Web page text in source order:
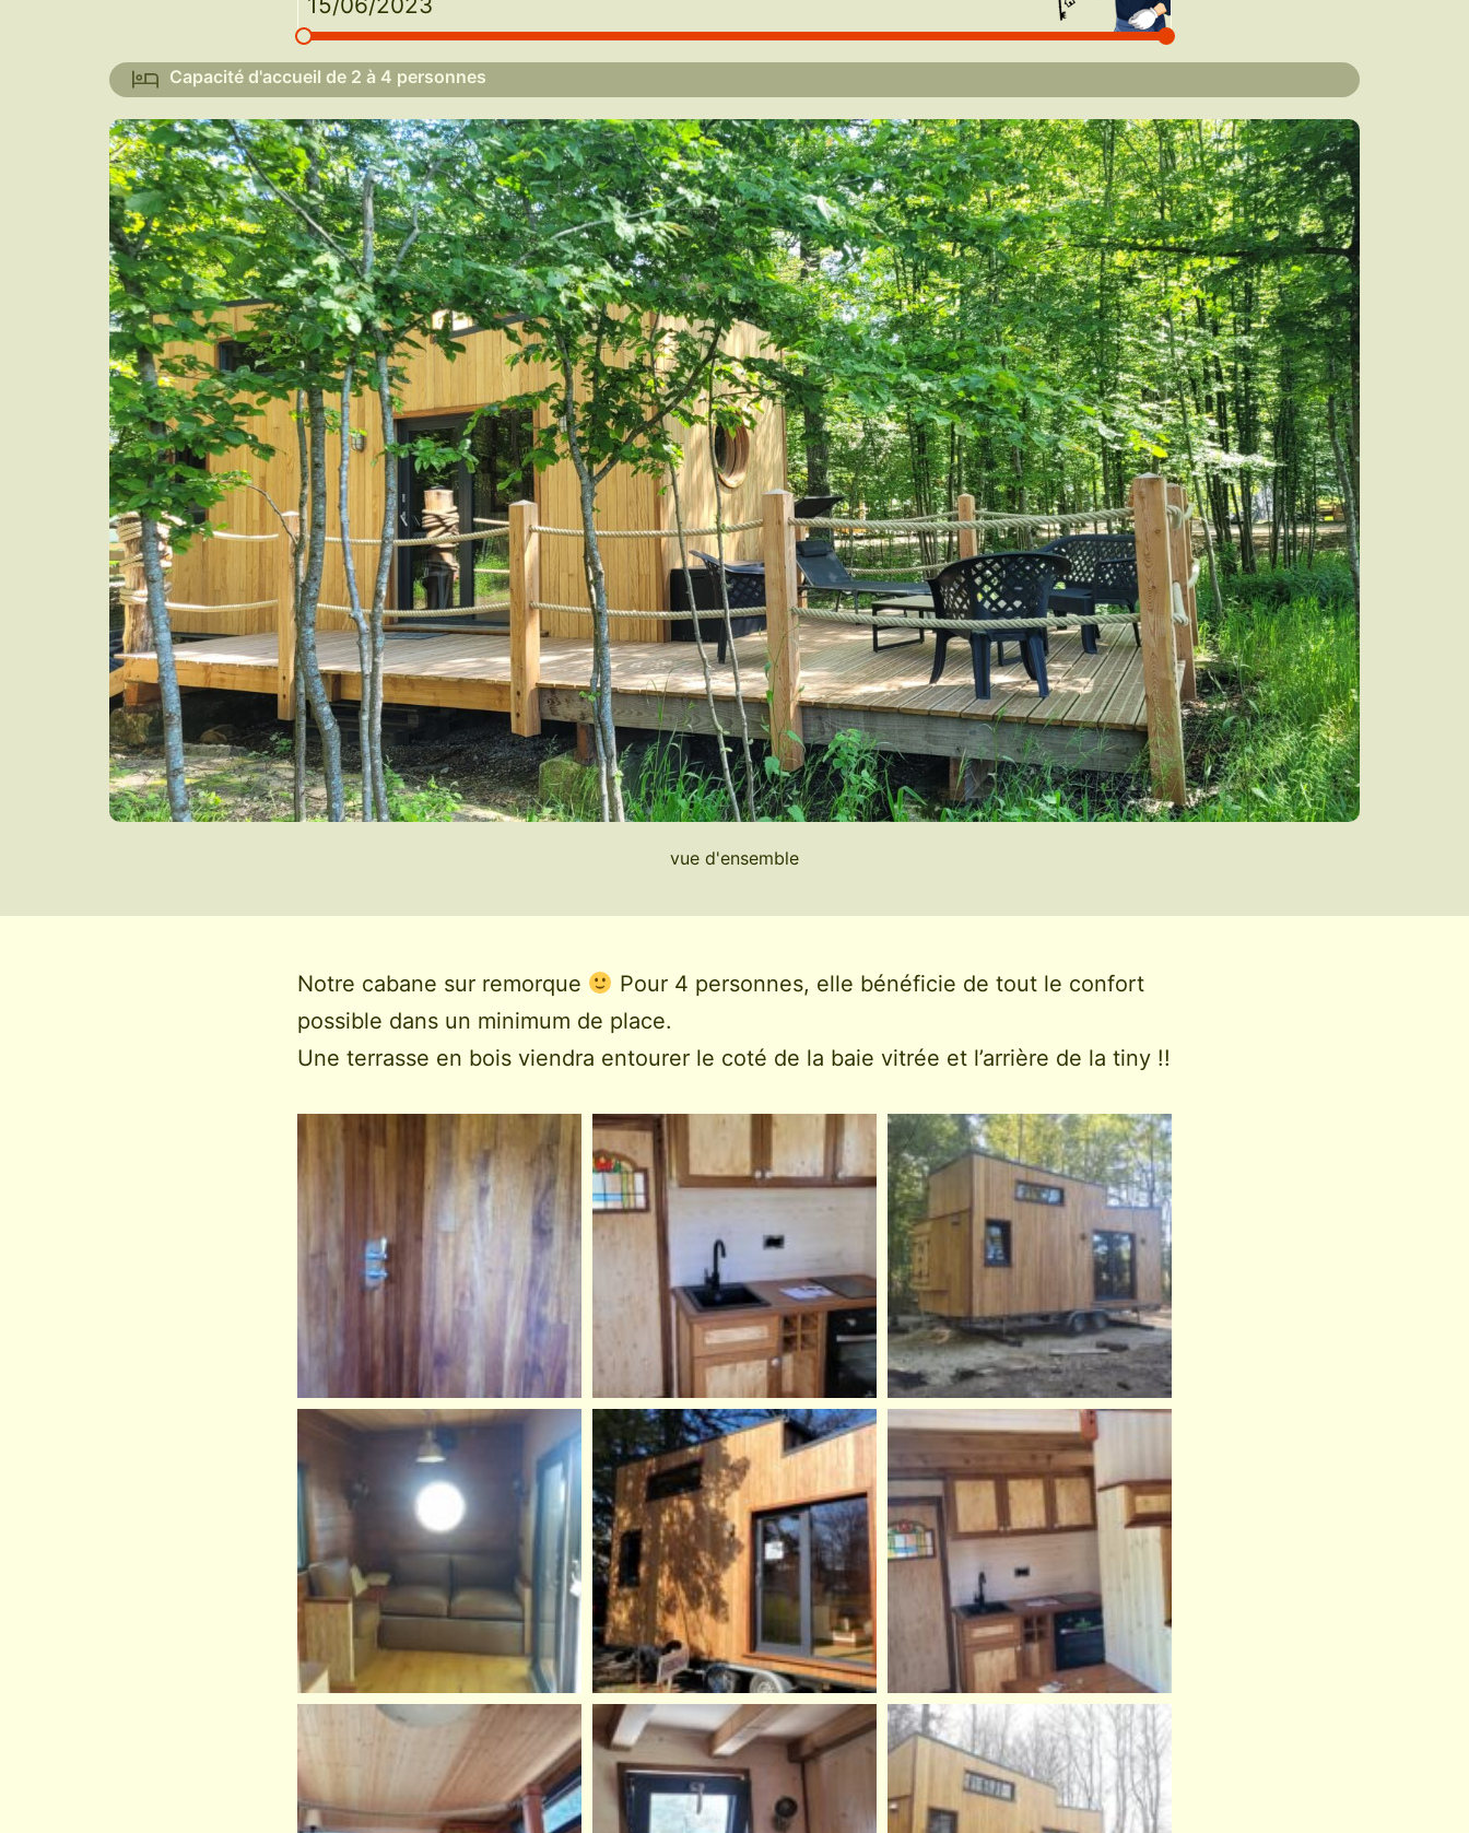
Capacité d'accueil de 2 à 4 personnes
vue d'ensemble
Notre cabane sur remorque
Pour 4 personnes, elle bénéficie de tout le confort
possible dans un minimum de place.
Une terrasse en bois viendra entourer le coté de la baie vitrée et l’arrière de la tiny !!